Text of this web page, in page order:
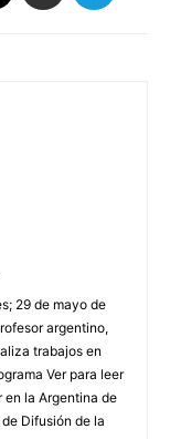
29 de mayo de
argentino,
trabajos en
Ver para leer
en la Argentina de
Difusión de la